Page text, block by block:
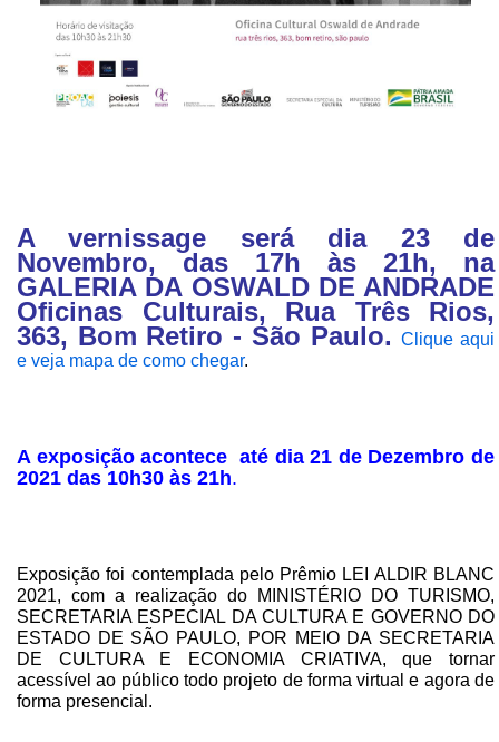
A vernissage será dia 23 de
Novembro, das 17h às 21h, na
GALERIA DA OSWALD DE ANDRADE
Oficinas Culturais, Rua Três Rios,
363, Bom Retiro - São Paulo.Clique aqui
e veja mapa de como chegar.
A exposição acontece até dia 21 de Dezembro de
2021 das 10h30 às 21h.
Exposição foi contemplada pelo Prêmio LEI ALDIR BLANC
2021, com a realização do MINISTÉRIO DO TURISMO,
SECRETARIA ESPECIAL DA CULTURA E GOVERNO DO
ESTADO DE SÃO PAULO, POR MEIO DA SECRETARIA
DE CULTURA E ECONOMIA CRIATIVA, que tornar
acessível ao público todo projeto de forma virtual e agora de
forma presencial.